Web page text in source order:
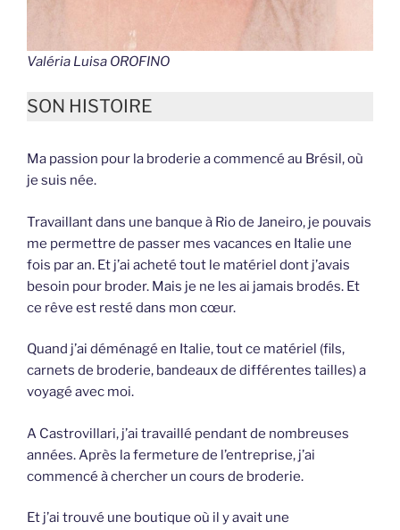
Valéria Luisa OROFINO
SON HISTOIRE
Ma passion pour la broderie a commencé au Brésil, où
je suis née.
Travaillant dans une banque à Rio de Janeiro, je pouvais
me permettre de passer mes vacances en Italie une
fois par an. Et j’ai acheté tout le matériel dont j’avais
besoin pour broder. Mais je ne les ai jamais brodés. Et
ce rêve est resté dans mon cœur.
Quand j’ai déménagé en Italie, tout ce matériel (fils,
carnets de broderie, bandeaux de différentes tailles) a
voyagé avec moi.
A Castrovillari, j’ai travaillé pendant de nombreuses
années. Après la fermeture de l’entreprise, j’ai
commencé à chercher un cours de broderie.
Et j’ai trouvé une boutique où il y avait une